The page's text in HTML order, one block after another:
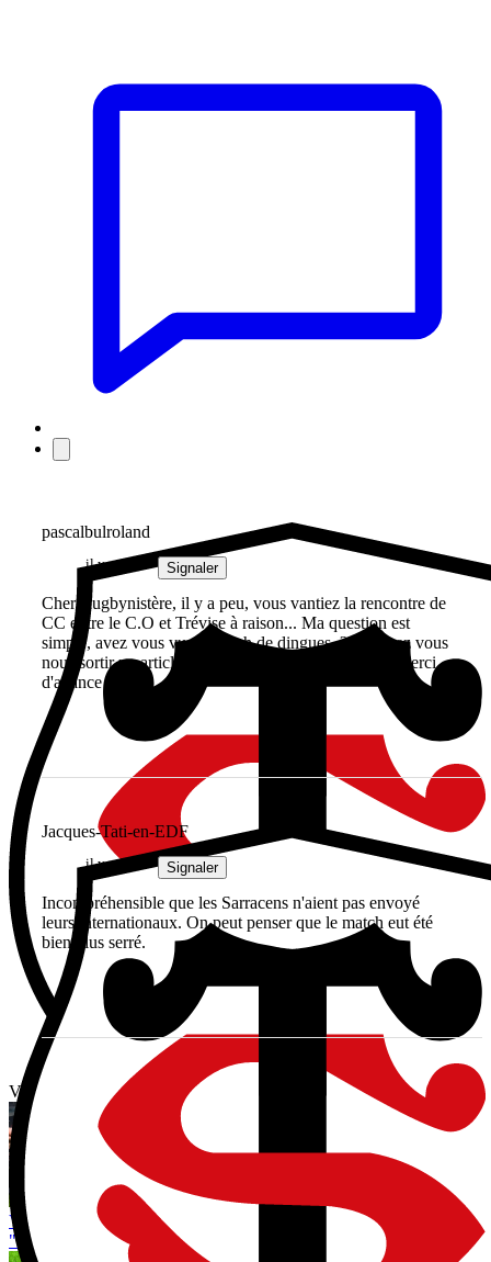
pascalbulroland
il y a 1 an Signaler
Cher Rugbynistère, il y a peu, vous vantiez la rencontre de
CC entre le C.O et Trévise à raison... Ma question est
simple, avez vous vu ce match de dingues..?? Pouvez vous
nous sortir un article sur ce match s'il vous plaît..?? Merci
d'avance !
Jacques-Tati-en-EDF
il y a 1 an Signaler
Incompréhensible que les Sarracens n'aient pas envoyé
leurs internationaux. On peut penser que le match eut été
bien plus serré.
Vous avez tout lu ?
Valoriser ses dernières années sans renier son histoire, le choix
"logique" de Ramos